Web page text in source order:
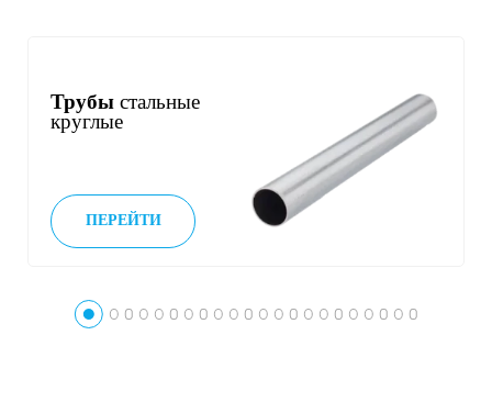
Трубы стальные
круглые
ПЕРЕЙТИ